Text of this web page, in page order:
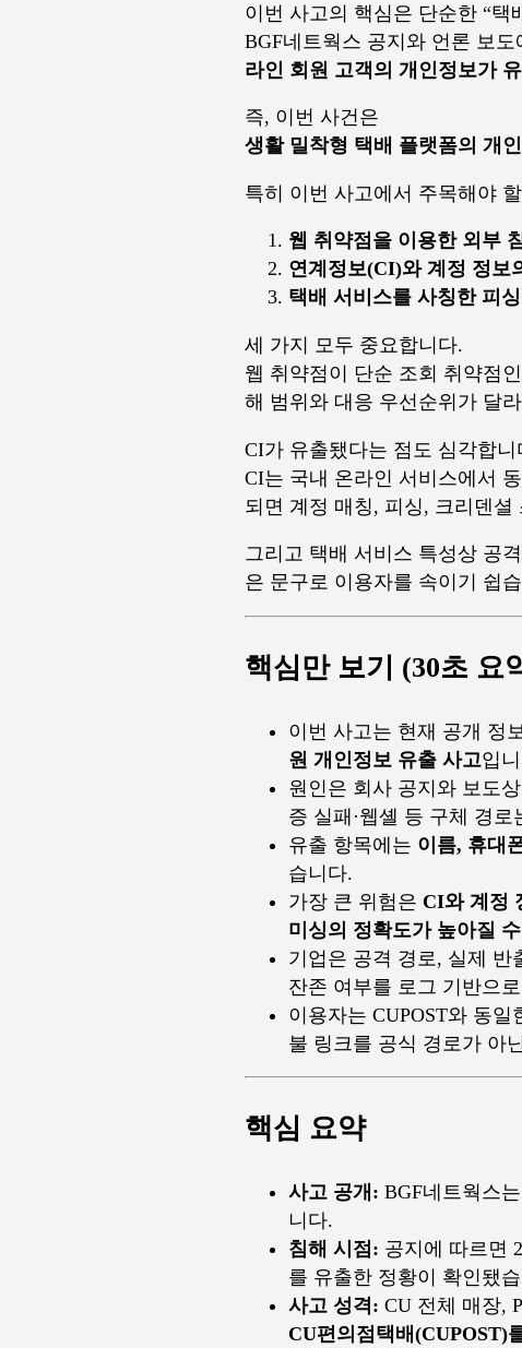
이번 사고의 핵심은 단순한 “택
BGF네트웍스 공지와 언론 보도
라인 회원 고객의 개인정보가
즉, 이번 사건은
생활 밀착형 택배 플랫폼의 개
특히 이번 사고에서 주목해야
웹 취약점을 이용한 외부
연계정보(CI)와 계정 정보
택배 서비스를 사칭한 피
세 가지 모두 중요합니다.
웹 취약점이 단순 조회 취약점
해 범위와 대응 우선순위가 달
CI가 유출됐다는 점도 심각합니
CI는 국내 온라인 서비스에서
되면 계정 매칭, 피싱, 크리덴
그리고 택배 서비스 특성상 공
은 문구로 이용자를 속이기 쉽
핵심만 보기 (30초 요
이번 사고는 현재 공개 정
원 개인정보 유출 사고입
원인은 회사 공지와 보도상
증 실패·웹셸 등 구체 경
유출 항목에는 이름, 휴대
습니다.
가장 큰 위험은 CI와 계정
미싱의 정확도가 높아질
기업은 공격 경로, 실제 반
잔존 여부를 로그 기반으
이용자는 CUPOST와 동
불 링크를 공식 경로가 아
핵심 요약
사고 공개: BGF네트웍스
니다.
침해 시점: 공지에 따르면
를 유출한 정황이 확인됐
사고 성격: CU 전체 매장,
CU편의점택배(CUPOST)